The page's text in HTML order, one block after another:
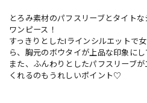
とろみ素材のパフスリーブとタイト
ワンピース！
すっきりとしたIラインシルエットで
ら、胸元のボウタイが上品な印象にし
また、ふんわりとしたパフスリーブ
くれるのもうれしいポイント♡